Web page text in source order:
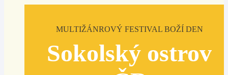
MULTIŽÁNROVÝ FESTIVAL BOŽÍ DEN
Sokolský ostrov